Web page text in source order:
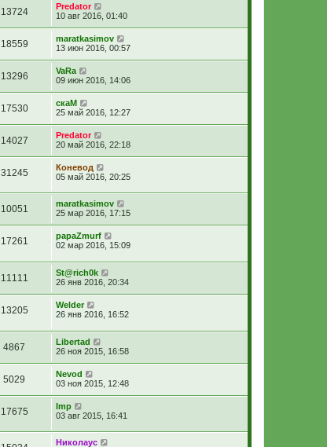
13724
Predator
10 авг 2016, 01:40
18559
maratkasimov
13 июн 2016, 00:57
13296
VaRa
09 июн 2016, 14:06
17530
скаМ
25 май 2016, 12:27
14027
Predator
20 май 2016, 22:18
31245
Коневод
05 май 2016, 20:25
10051
maratkasimov
25 мар 2016, 17:15
17261
papaZmurf
02 мар 2016, 15:09
11111
St@rich0k
26 янв 2016, 20:34
13205
Welder
26 янв 2016, 16:52
4867
Libertad
26 ноя 2015, 16:58
5029
Nevod
03 ноя 2015, 12:48
17675
Imp
03 авг 2015, 16:41
Николаус